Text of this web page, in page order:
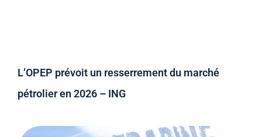
L’OPEP prévoit un resserrement du marché
pétrolier en 2026 – ING